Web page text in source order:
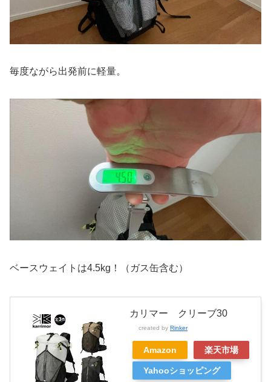
毎度ながら出発前に軽量。
ベースウェイトは4.5kg！（ガス缶含む）
カリマー クリーブ30
created by Rinker
Amazon 楽天市場
Yahooショッピング